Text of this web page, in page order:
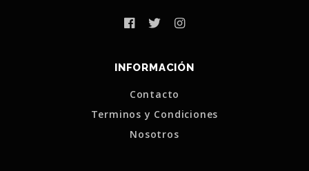
INFORMACIÓN
Contacto
Terminos y Condiciones
Nosotros